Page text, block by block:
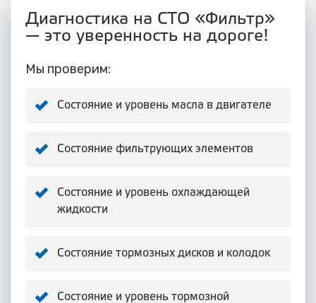
Диагностика на СТО «Фильтр»
— это уверенность на дороге!
Мы проверим:
Состояние и уровень масла в двигателе
Состояние фильтрующих элементов
Состояние и уровень охлаждающей
жидкости
Состояние тормозных дисков и колодок
Состояние и уровень тормозной